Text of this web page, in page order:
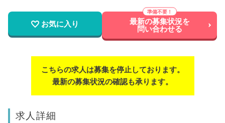
お気に入り 最新の募集状況を
問い合わせる
こちらの求人は募集を停止しております。
最新の募集状況の確認も承ります。
求人詳細